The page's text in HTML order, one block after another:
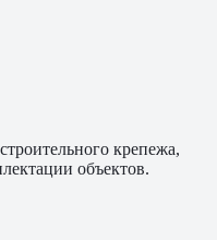
крепежа,
объектов.